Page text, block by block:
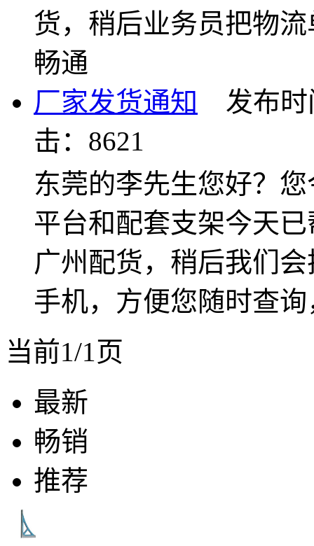
货，稍后业务员把物
畅通
厂家发货通知
发布时
击：8621
东莞的李先生您好？
平台和配套支架今天
广州配货，稍后我们
手机，方便您随时查询
当前1/1页
最新
畅销
推荐